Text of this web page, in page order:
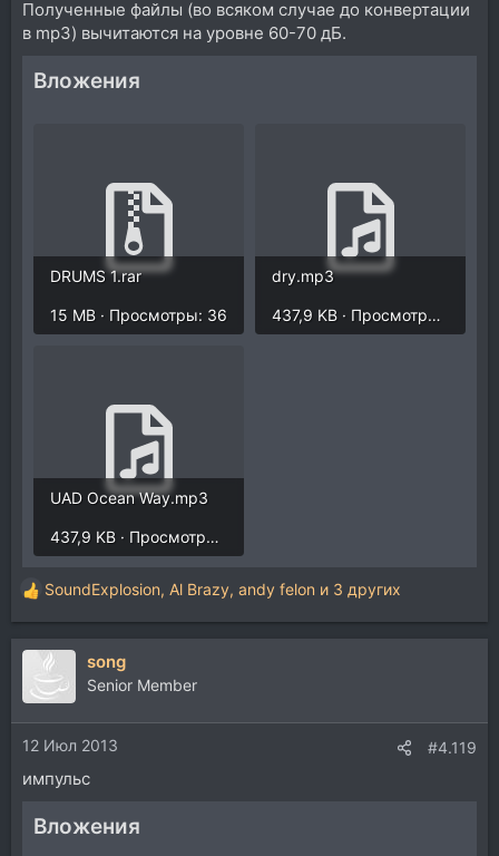
Полученные файлы (во всяком случае до конвертации
в mp3) вычитаются на уровне 60-70 дБ.
Вложения
DRUMS 1.rar
15 MB · Просмотры: 36
dry.mp3
437,9 KB · Просмотры: 80
UAD Ocean Way.mp3
437,9 KB · Просмотры: 90
Р
е
а
и
и
:
SoundExplosion, Al Brazy, andy felon и 3 других
song
Senior Member
12 Июл 2013 #4.119
импульс
Вложения